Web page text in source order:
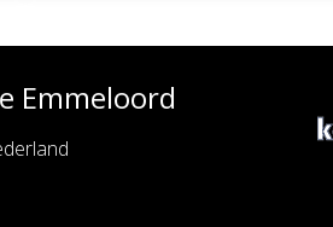
Emmeloord